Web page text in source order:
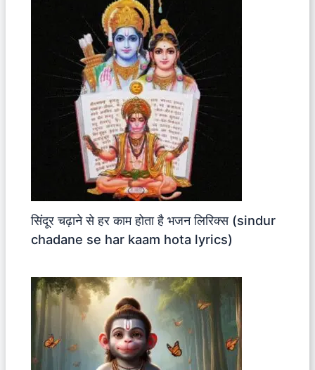
सिंदूर चढ़ाने से हर काम होता है भजन लिरिक्स (sindur
chadane se har kaam hota lyrics)